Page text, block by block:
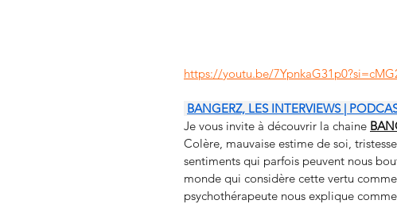
https://youtu.be/
BANGERZ, LES INTERVIEWS |
Je vous invite à découvrir la chaine
Colère, mauvaise estime de soi,
sentiments qui parfois peuvent nous
monde qui considère cette vertu
psychothérapeute nous explique